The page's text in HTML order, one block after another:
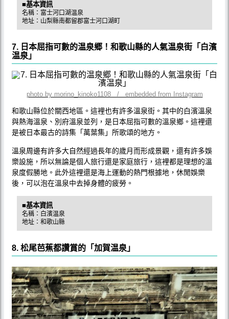
■基本資訊
名稱：富士河口湖温泉
地址：山梨縣南都留郡富士河口湖町
7. 日本屈指可數的温泉郷！和歌山縣的人氣温泉街「白濱
温泉」
photo by morino_kinoko1108 / embedded from Instagram
和歌山縣位於關西地區。這裡也有許多溫泉街。其中的白濱溫泉
與熱海溫泉、別府溫泉並列，是日本屈指可數的溫泉鄉。這裡還
是被日本最古的詩集「萬葉集」所歌頌的地方。
溫泉周邊有許多大自然經過長年的歲月而形成景觀，還有許多娛
樂設施，所以無論是個人旅行還是家庭旅行，這裡都是理想的溫
泉度假勝地。此外這裡還是海上運動的熱門根據地，休閒娛樂
後，可以泡在溫泉中去掉身體的疲勞。
■基本資訊
名稱：白濱温泉
地址：和歌山縣
8. 松尾芭蕉都讚賞的「加賀温泉」